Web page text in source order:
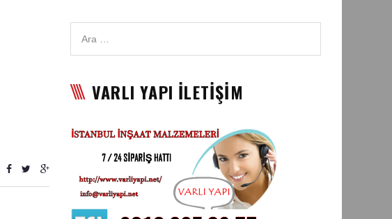
VARLI YAPI İLETİŞİM